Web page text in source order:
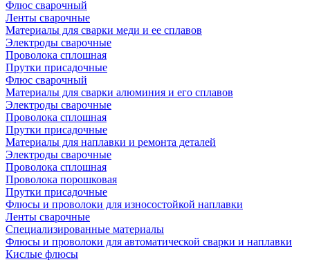
Флюс сварочный
Ленты сварочные
Материалы для сварки меди и ее сплавов
Электроды сварочные
Проволока сплошная
Прутки присадочные
Флюс сварочный
Материалы для сварки алюминия и его сплавов
Электроды сварочные
Проволока сплошная
Прутки присадочные
Материалы для наплавки и ремонта деталей
Электроды сварочные
Проволока сплошная
Проволока порошковая
Прутки присадочные
Флюсы и проволоки для износостойкой наплавки
Ленты сварочные
Специализированные материалы
Флюсы и проволоки для автоматической сварки и наплавки
Кислые флюсы